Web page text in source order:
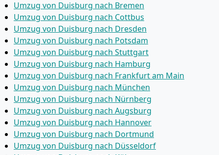
Umzug von Duisburg nach Bremen
Umzug von Duisburg nach Cottbus
Umzug von Duisburg nach Dresden
Umzug von Duisburg nach Potsdam
Umzug von Duisburg nach Stuttgart
Umzug von Duisburg nach Hamburg
Umzug von Duisburg nach Frankfurt am Main
Umzug von Duisburg nach München
Umzug von Duisburg nach Nürnberg
Umzug von Duisburg nach Augsburg
Umzug von Duisburg nach Hannover
Umzug von Duisburg nach Dortmund
Umzug von Duisburg nach Düsseldorf